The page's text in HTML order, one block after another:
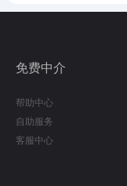
免费中介
帮助中心
自助服务
客服中心